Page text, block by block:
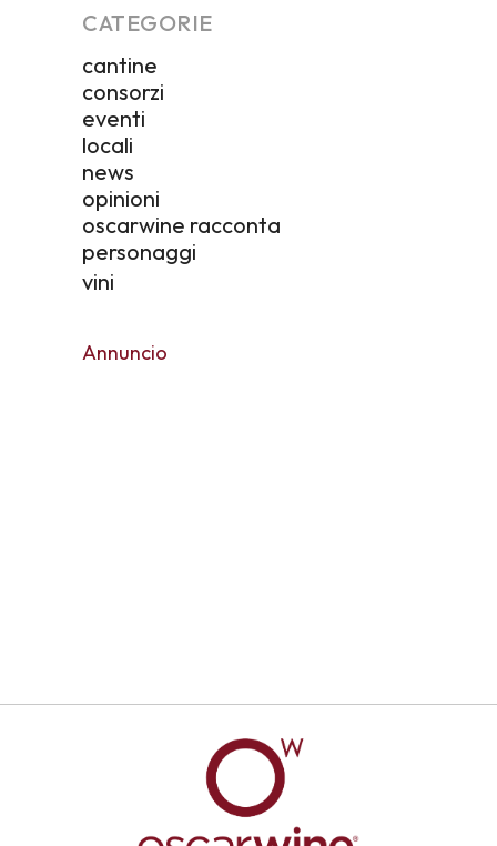
CATEGORIE
cantine
consorzi
eventi
locali
news
opinioni
oscarwine racconta
personaggi
vini
Annuncio